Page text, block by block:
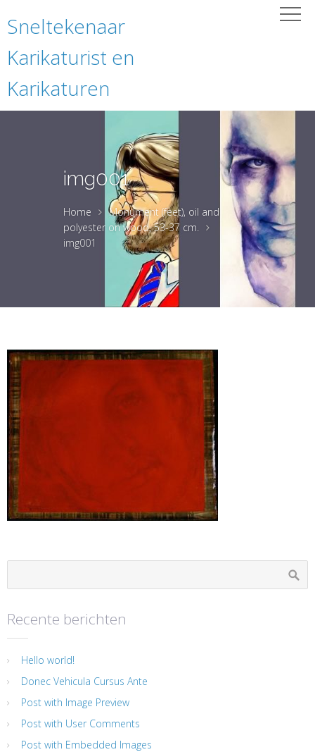
Sneltekenaar
Karikaturist en
Karikaturen
img001
Home
Monument (feet), oil and
polyester on wood, 53-37 cm.
img001
Recente berichten
Hello world!
Donec Vehicula Cursus Ante
Post with Image Preview
Post with User Comments
Post with Embedded Images